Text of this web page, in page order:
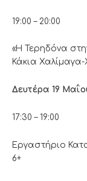
19:00 – 20:00
«Η Τερηδόνα
Κάκια
Δευτέρα 19
17:30 – 19:00
Εργαστήριο
6+